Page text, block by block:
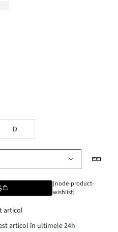
D
[node-product-
wishlist]
articol
articol în ultimele 24h